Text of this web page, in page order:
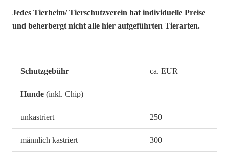
Jedes Tierheim/ Tierschutzverein hat individuelle Preise
und beherbergt nicht alle hier aufgeführten Tierarten.
Schutzgebühr ca. EUR
Hunde (inkl. Chip)
unkastriert 250
männlich kastriert 300